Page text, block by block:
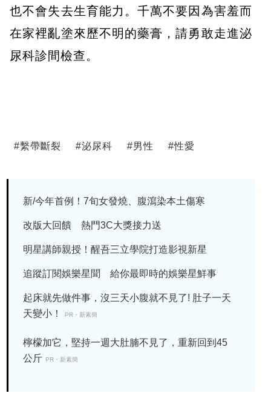
也不會失去生育能力。千萬不要因為害羞而
在家裡亂塗來歷不明的藥膏，請勇敢走進泌
尿科診間檢查。
#繫帶斷裂 #泌尿科 #男性 #性愛
新/今年首例！7旬女發燒、腹瀉染本土傷寒
改版大回饋 熱門3C大獎接力送
明星講師親授！醒吾三立學院打造影視新星
追蹤訂閱娛樂星聞 給你最即時的娛樂星鮮事
起床就先做件事，沒三天小腹就不見了! 肚子一天
天變小！
PR・新素簡
檸檬加它，堅持一週大肚腩不見了，重新回到45
公斤 PR・新素簡